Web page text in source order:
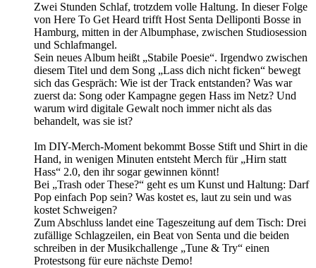
Zwei Stunden Schlaf, trotzdem volle Haltung. In dieser Folge
von Here To Get Heard trifft Host Senta Delliponti Bosse in
Hamburg, mitten in der Albumphase, zwischen Studiosession
und Schlafmangel.
Sein neues Album heißt „Stabile Poesie“. Irgendwo zwischen
diesem Titel und dem Song „Lass dich nicht ficken“ bewegt
sich das Gespräch: Wie ist der Track entstanden? Was war
zuerst da: Song oder Kampagne gegen Hass im Netz? Und
warum wird digitale Gewalt noch immer nicht als das
behandelt, was sie ist?
Im DIY-Merch-Moment bekommt Bosse Stift und Shirt in die
Hand, in wenigen Minuten entsteht Merch für „Hirn statt
Hass“ 2.0, den ihr sogar gewinnen könnt!
Bei „Trash oder These?“ geht es um Kunst und Haltung: Darf
Pop einfach Pop sein? Was kostet es, laut zu sein und was
kostet Schweigen?
Zum Abschluss landet eine Tageszeitung auf dem Tisch: Drei
zufällige Schlagzeilen, ein Beat von Senta und die beiden
schreiben in der Musikchallenge „Tune & Try“ einen
Protestsong für eure nächste Demo!